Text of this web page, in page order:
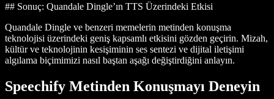
## Sonuç: Quandale Dingle’ın TTS Üzerindeki Etkisi
Quandale Dingle ve benzeri memelerin metinden konuşma
teknolojisi üzerindeki geniş kapsamlı etkisini gözden geçirin. Mizah,
kültür ve teknolojinin kesişiminin ses sentezi ve dijital iletişimi
algılama biçimimizi nasıl baştan aşağı değiştirdiğini anlayın.
Speechify Metinden Konuşmayı Deneyin